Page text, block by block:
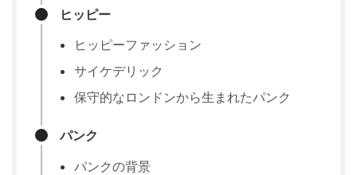
ヒッピー
ヒッピーファッション
サイケデリック
保守的なロンドンから生まれたパンク
パンク
パンクの背景